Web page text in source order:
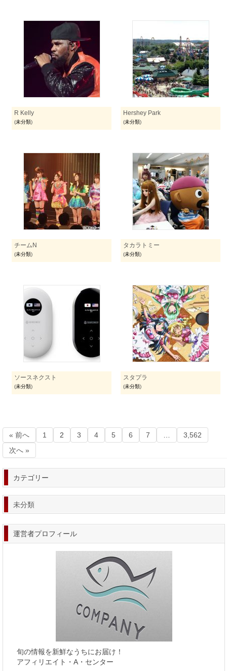
R Kelly
(未分類)
Hershey Park
(未分類)
チームN
(未分類)
タカラトミー
(未分類)
ソースネクスト
(未分類)
スタプラ
(未分類)
« 前へ 1 2 3 4 5 6 7 …
3,562
次へ »
カテゴリー
未分類
運営者プロフィール
旬の情報を新鮮なうちにお届け！
アフィリエイト・A・センター